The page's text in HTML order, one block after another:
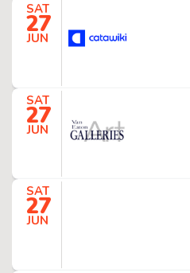
SAT
27
JUN
SAT
27
JUN
SAT
27
JUN